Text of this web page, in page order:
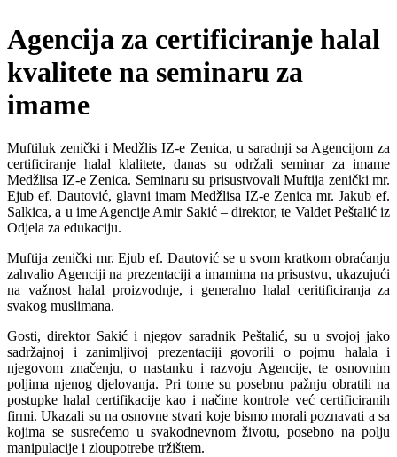
Agencija za certificiranje halal
kvalitete na seminaru za
imame
Muftiluk zenički i Medžlis IZ-e Zenica, u saradnji sa Agencijom za
certificiranje halal klalitete, danas su održali seminar za imame
Medžlisa IZ-e Zenica. Seminaru su prisustvovali Muftija zenički mr.
Ejub ef. Dautović, glavni imam Medžlisa IZ-e Zenica mr. Jakub ef.
Salkica, a u ime Agencije Amir Sakić – direktor, te Valdet Peštalić iz
Odjela za edukaciju.
Muftija zenički mr. Ejub ef. Dautović se u svom kratkom obraćanju
zahvalio Agenciji na prezentaciji a imamima na prisustvu, ukazujući
na važnost halal proizvodnje, i generalno halal ceritificiranja za
svakog muslimana.
Gosti, direktor Sakić i njegov saradnik Peštalić, su u svojoj jako
sadržajnoj i zanimljivoj prezentaciji govorili o pojmu halala i
njegovom značenju, o nastanku i razvoju Agencije, te osnovnim
poljima njenog djelovanja. Pri tome su posebnu pažnju obratili na
postupke halal certifikacije kao i načine kontrole već certificiranih
firmi. Ukazali su na osnovne stvari koje bismo morali poznavati a sa
kojima se susrećemo u svakodnevnom životu, posebno na polju
manipulacije i zloupotrebe tržištem.